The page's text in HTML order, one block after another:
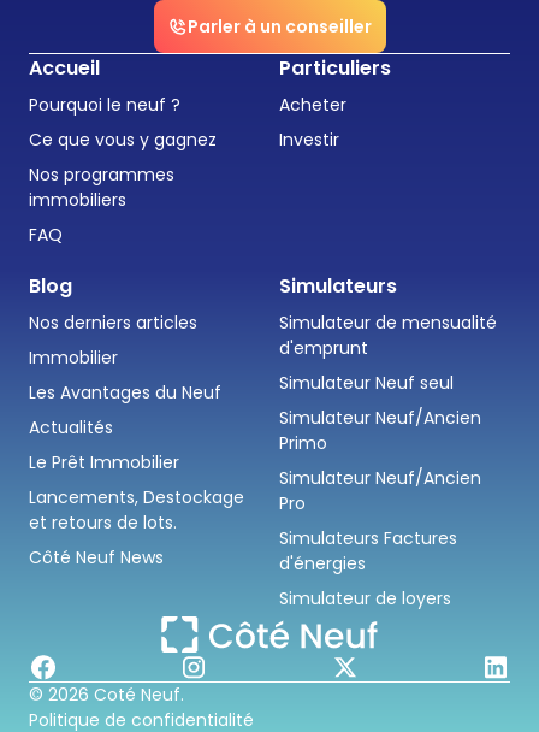
Parler à un conseiller
Accueil
Pourquoi le neuf ?
Ce que vous y gagnez
Nos programmes
immobiliers
FAQ
Particuliers
Acheter
Investir
Blog
Nos derniers articles
Immobilier
Les Avantages du Neuf
Actualités
Le Prêt Immobilier
Lancements, Destockage
et retours de lots.
Côté Neuf News
Simulateurs
Simulateur de mensualité
d'emprunt
Simulateur Neuf seul
Simulateur Neuf/Ancien
Primo
Simulateur Neuf/Ancien
Pro
Simulateurs Factures
d'énergies
Simulateur de loyers
© 2026 Coté Neuf.
Politique de confidentialité